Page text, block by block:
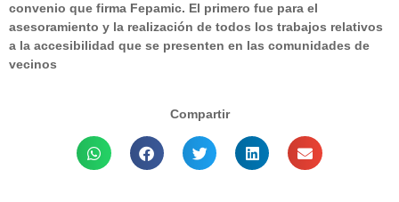
convenio que firma Fepamic. El primero fue para el
asesoramiento y la realización de todos los trabajos relativos
a la accesibilidad que se presenten en las comunidades de
vecinos
Compartir